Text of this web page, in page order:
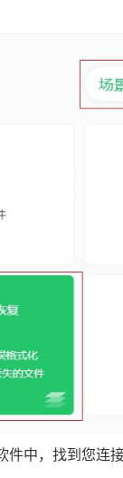
件中，找到您连